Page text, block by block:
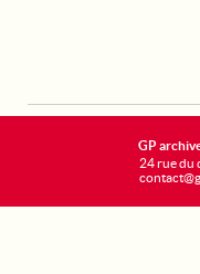
GP
24 rue du